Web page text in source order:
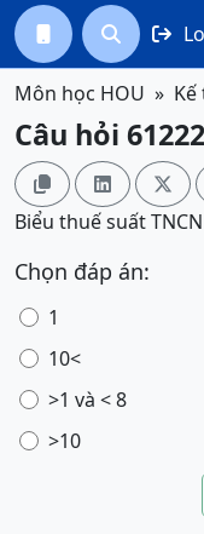
 
Môn học HOU Kế
Câu hỏi
  
Biểu thuế suất
Chọn đáp án:
1
10<
>1 và < 8
>10